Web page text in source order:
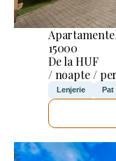
15000
De la HUF
/ noapte /
Lenjerie Pat